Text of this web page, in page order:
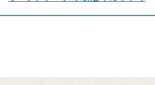
令和４年度版「統計みなみさつま」